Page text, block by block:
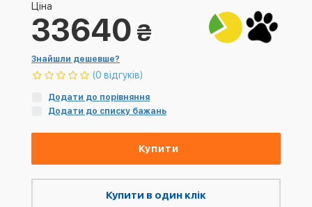
Ціна
33640 ₴
Знайшли дешевше?
(0 відгуків)
Додати до порівняння
Додати до списку бажань
Купити
Купити в один клік